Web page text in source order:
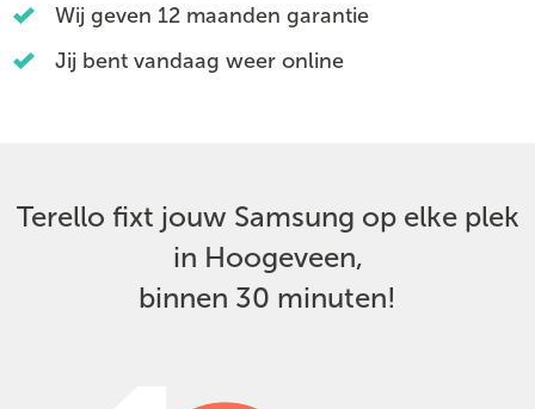
Wij geven 12 maanden garantie
Jij bent vandaag weer online
Terello fixt jouw Samsung op elke plek
in Hoogeveen,
binnen 30 minuten!